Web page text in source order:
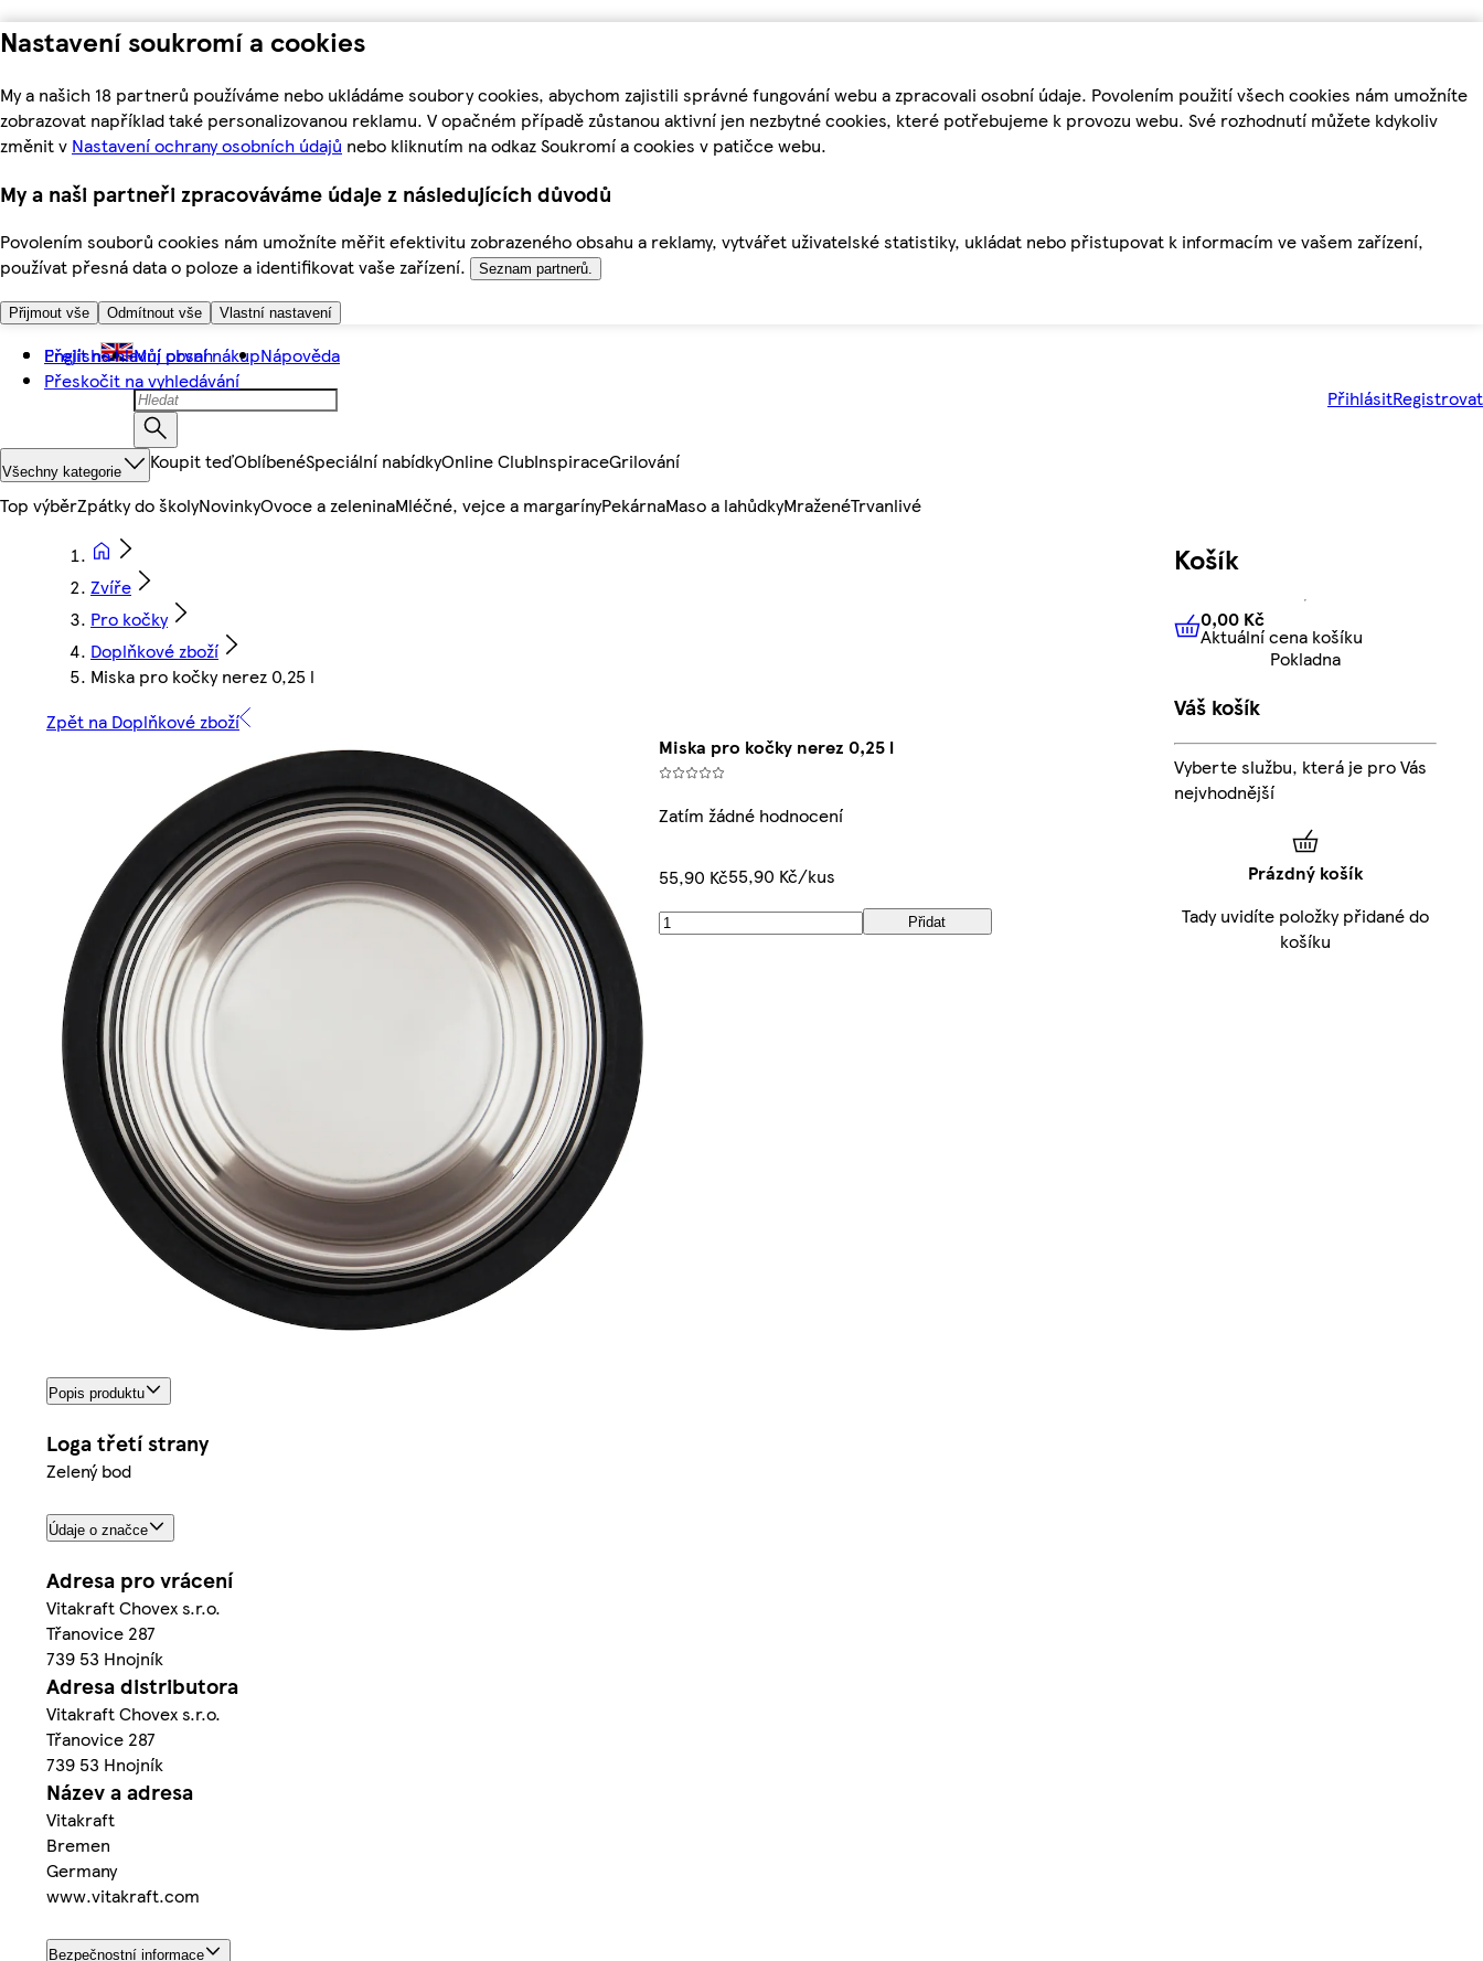
Nastavení soukromí a cookies
My a našich 18 partnerů používáme nebo ukládáme soubory cookies, abychom zajistili správné fungování webu a zpracovali osobní údaje. Povolením použití všech cookies nám umožníte
zobrazovat například také personalizovanou reklamu. V opačném případě zůstanou aktivní jen nezbytné cookies, které potřebujeme k provozu webu. Své rozhodnutí můžete kdykoliv
změnit v Nastavení ochrany osobních údajů nebo kliknutím na odkaz Soukromí a cookies v patičce webu.
My a naši partneři zpracováváme údaje z následujících důvodů
Povolením souborů cookies nám umožníte měřit efektivitu zobrazeného obsahu a reklamy, vytvářet uživatelské statistiky, ukládat nebo přistupovat k informacím ve vašem zařízení,
používat přesná data o poloze a identifikovat vaše zařízení.
Seznam partnerů.
Přijmout vše Odmítnout vše Vlastní nastavení
Přejít na hlavní obsah
Přeskočit na vyhledávání
English Můj první nákupNápověda
PřihlásitRegistrovat
Všechny kategorie Koupit teďOblíbenéSpeciální nabídkyOnline ClubInspiraceGrilování
Top výběrZpátky do školyNovinkyOvoce a zeleninaMléčné, vejce a margarínyPekárnaMaso a lahůdkyMraženéTrvanlivé
Zvíře
Pro kočky
Doplňkové zboží
Miska pro kočky nerez 0,25 l
Zpět na Doplňkové zboží
Miska pro kočky nerez 0,25 l
Zatím žádné hodnocení
55,90 Kč55,90 Kč/kus
Přidat
Popis produktu
Loga třetí strany
Zelený bod
Údaje o značce
Adresa pro vrácení
Vitakraft Chovex s.r.o.
Třanovice 287
739 53 Hnojník
Adresa distributora
Vitakraft Chovex s.r.o.
Třanovice 287
739 53 Hnojník
Název a adresa
Vitakraft
Bremen
Germany
www.vitakraft.com
Bezpečnostní informace
Košík
0,00 KčAktuální cena košíku
0,00 Kč
Aktuální cena košíku
Pokladna
Váš košík
Vyberte službu, která je pro Vás
nejvhodnější
Prázdný košík
Tady uvidíte položky přidané do
košíku